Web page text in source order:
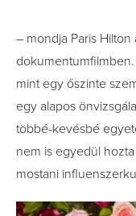
– mondja Paris Hilton
mint egy őszinte
egy alapos
többé-kevésbé
nem is egyedül
mostani